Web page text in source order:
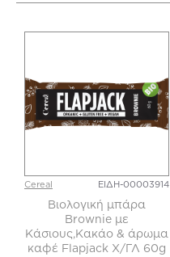
Cereal ΕΙΔΗ-00003914
Βιολογική μπάρα
Brownie με
Κάσιους,Κακάο & άρωμα
καφέ Flapjack Χ/ΓΛ 60g